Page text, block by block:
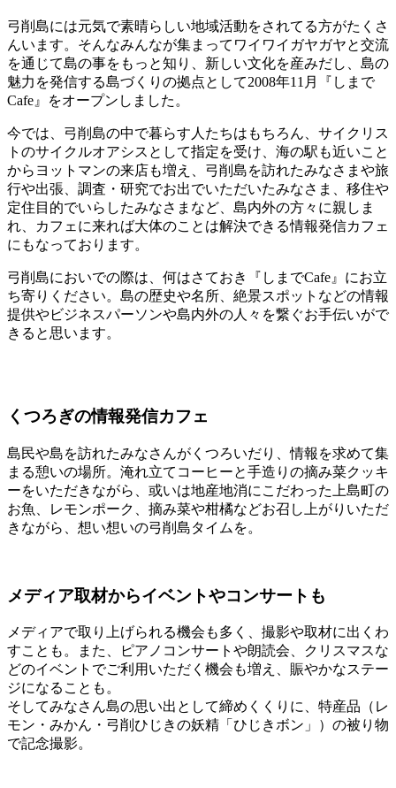
弓削島には元気で素晴らしい地域活動をされてる方がたくさ
んいます。そんなみんなが集まってワイワイガヤガヤと交流
を通じて島の事をもっと知り、新しい文化を産みだし、島の
魅力を発信する島づくりの拠点として2008年11月『しまで
Cafe』をオープンしました。
今では、弓削島の中で暮らす人たちはもちろん、サイクリス
トのサイクルオアシスとして指定を受け、海の駅も近いこと
からヨットマンの来店も増え、弓削島を訪れたみなさまや旅
行や出張、調査・研究でお出でいただいたみなさま、移住や
定住目的でいらしたみなさまなど、島内外の方々に親しま
れ、カフェに来れば大体のことは解決できる情報発信カフェ
にもなっております。
弓削島においでの際は、何はさておき『しまでCafe』にお立
ち寄りください。島の歴史や名所、絶景スポットなどの情報
提供やビジネスパーソンや島内外の人々を繋ぐお手伝いがで
きると思います。
くつろぎの情報発信カフェ
島民や島を訪れたみなさんがくつろいだり、情報を求めて集
まる憩いの場所。淹れ立てコーヒーと手造りの摘み菜クッキ
ーをいただきながら、或いは地産地消にこだわった上島町の
お魚、レモンポーク、摘み菜や柑橘などお召し上がりいただ
きながら、想い想いの弓削島タイムを。
メディア取材からイベントやコンサートも
メディアで取り上げられる機会も多く、撮影や取材に出くわ
すことも。また、ピアノコンサートや朗読会、クリスマスな
どのイベントでご利用いただく機会も増え、賑やかなステー
ジになることも。
そしてみなさん島の思い出として締めくくりに、特産品（レ
モン・みかん・弓削ひじきの妖精「ひじきボン」）の被り物
で記念撮影。